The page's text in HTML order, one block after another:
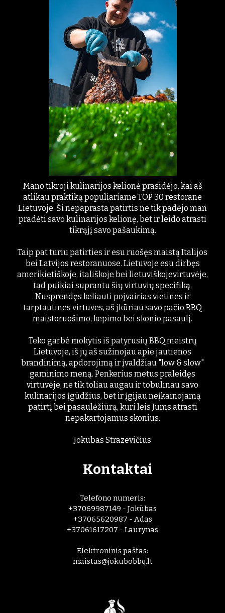
Mano tikroji kulinarijos kelionė prasidėjo, kai aš
atlikau praktiką populiariame TOP 30 restorane
Lietuvoje. Ši nepaprasta patirtis ne tik padėjo man
pradėti savo kulinarijos kelionę, bet ir leido atrasti
tikrąjį savo pašaukimą.
Taip pat turiu patirties ir esu ruošęs maistą Italijos
bei Latvijos restoranuose. Lietuvoje esu dirbęs
amerikietiškoje, itališkoje bei lietuviškojevirtuvėje,
tad puikiai suprantu šių virtuvių specifiką.
Nusprendęs keliauti poįvairias vietines ir
tarptautines virtuves, aš įkūriau savo pačio BBQ
maistoruošimo, kepimo bei skonio pasaulį.
Teko garbė mokytis iš patyrusių BBQ meistrų
Lietuvoje, iš jų aš sužinojau apie jautienos
brandinimą, apdorojimą ir įvaldžiau "low & slow"
gaminimo meną. Penkerius metus praleidęs
virtuvėje, ne tik toliau augau ir tobulinau savo
kulinarijos įgūdžius, bet ir įgijau neįkainojamą
patirtį bei pasaulėžiūrą, kuri leis Jums atrasti
nepakartojamus skonius.
Jokūbas Strazevičius
Kontaktai
Telefono numeris:
+37069987149 - Jokūbas
+37065620987 - Adas
+37061617207 - Laurynas
Elektroninis paštas:
maistas@jokubobbq.lt